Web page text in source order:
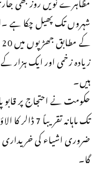
شہروں تک پھیل چکا ہے
زیادہ زخمی اور ایک ہزار
ہیں۔
حکومت نے احتجاج پر قابو
تک ماہانہ
ضروری اشیاء کی
گا۔